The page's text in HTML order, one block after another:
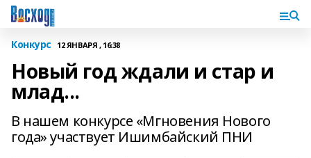
Конкурс 12 ЯНВАРЯ , 16:38
Новый год ждали и стар и
млад...
В нашем конкурсе «Мгновения Нового
года» участвует Ишимбайский ПНИ